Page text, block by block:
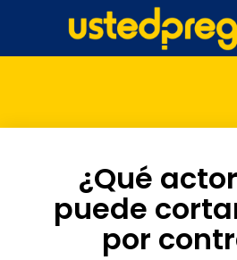
¿Qué
puede
por